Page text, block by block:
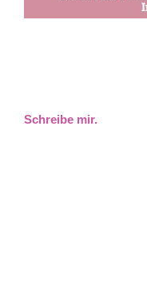
Schreibe mir.